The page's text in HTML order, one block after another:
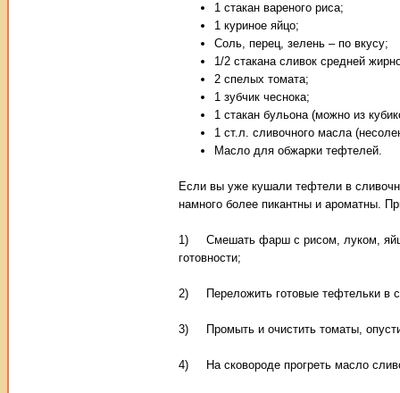
1 стакан вареного риса;
1 куриное яйцо;
Соль, перец, зелень – по вкусу;
1/2 стакана сливок средней
2 спелых томата;
1 зубчик чеснока;
1 стакан бульона (можно из
1 ст.л. сливочного масла
Масло для обжарки тефтелей.
Если вы уже кушали тефтели в
намного более пикантны и ароматны.
1) Смешать фарш с рисом, луком,
готовности;
2) Переложить готовые тефтельки в
3) Промыть и очистить томаты,
4) На сковороде прогреть масло